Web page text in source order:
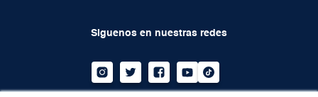
Siguenos en nuestras redes